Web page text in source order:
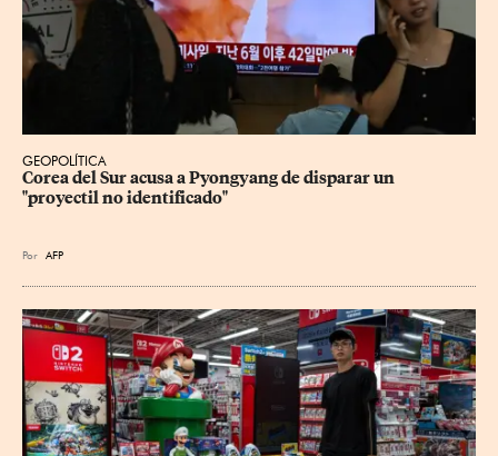
GEOPOLÍTICA
Corea del Sur acusa a Pyongyang de disparar un
"proyectil no identificado"
Por AFP